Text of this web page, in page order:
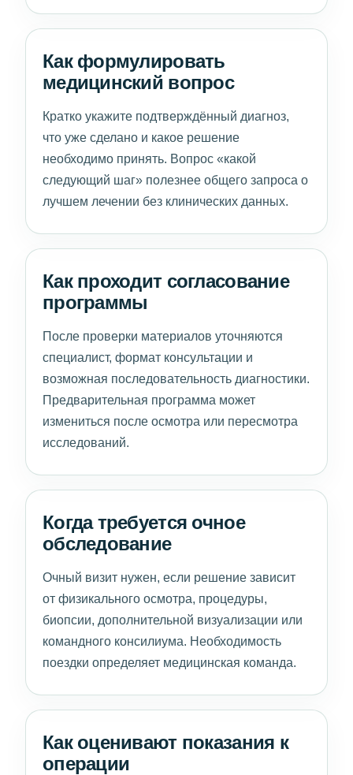
Как формулировать
медицинский вопрос
Кратко укажите подтверждённый диагноз,
что уже сделано и какое решение
необходимо принять. Вопрос «какой
следующий шаг» полезнее общего запроса о
лучшем лечении без клинических данных.
Как проходит согласование
программы
После проверки материалов уточняются
специалист, формат консультации и
возможная последовательность диагностики.
Предварительная программа может
измениться после осмотра или пересмотра
исследований.
Когда требуется очное
обследование
Очный визит нужен, если решение зависит
от физикального осмотра, процедуры,
биопсии, дополнительной визуализации или
командного консилиума. Необходимость
поездки определяет медицинская команда.
Как оценивают показания к
операции